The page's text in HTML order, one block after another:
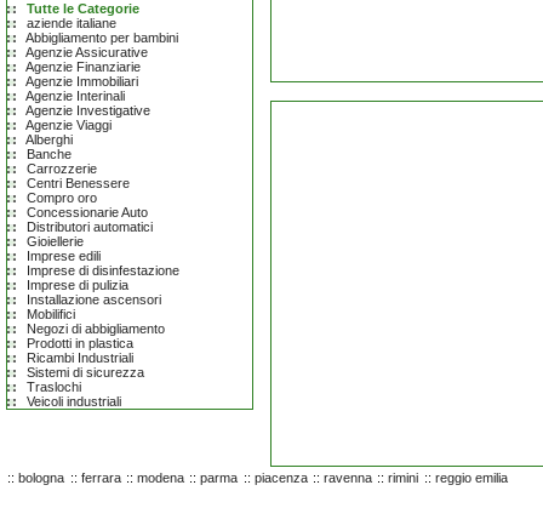
Tutte le Categorie
aziende italiane
Abbigliamento per bambini
Agenzie Assicurative
Agenzie Finanziarie
Agenzie Immobiliari
Agenzie Interinali
Agenzie Investigative
Agenzie Viaggi
Alberghi
Banche
Carrozzerie
Centri Benessere
Compro oro
Concessionarie Auto
Distributori automatici
Gioiellerie
Imprese edili
Imprese di disinfestazione
Imprese di pulizia
Installazione ascensori
Mobilifici
Negozi di abbigliamento
Prodotti in plastica
Ricambi Industriali
Sistemi di sicurezza
Traslochi
Veicoli industriali
:: bologna :: ferrara :: modena :: parma :: piacenza :: ravenna :: rimini :: reggio emilia